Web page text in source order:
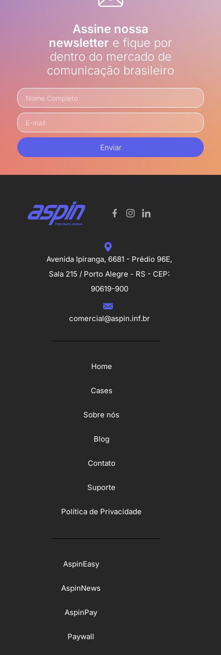
Assine nossa
newsletter e fique por
dentro do mercado de
comunicação brasileiro
Enviar
Avenida Ipiranga, 6681 - Prédio 96E,
Sala 215 / Porto Alegre - RS - CEP:
90619-900
comercial@aspin.inf.br
Home
Cases
Sobre nós
Blog
Contato
Suporte
Política de Privacidade
AspinEasy
AspinNews
AspinPay
Paywall